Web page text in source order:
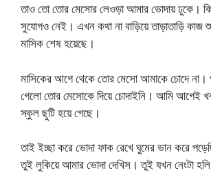
তাও তো তোর মেসোর লেওড়া আমার ভোদায় ঢুকে।
সুযোগও নেই। এখন কথা না বাড়িয়ে তাড়াতাড়ি
মাসিক শেষ হয়েছে।
মাসিকের আগে থেকে তোর মেসো আমাকে চোদে না।
গেলো তোর মেসোকে দিয়ে চোদাইনি। আমি আগেই
স্কুল ছুটি হয়ে গেছে।
তাই ইচ্ছা করে ভোদা ফাক রেখে ঘুমের ভান করে
তুই লুকিয়ে আমার ভোদা দেখিস। তুই যখন নেংটা